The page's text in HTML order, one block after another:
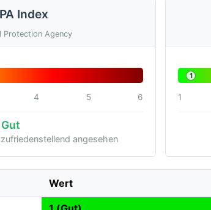
Index
Protection Agency
4 5 6
Gut
angesehen
1
1
Wert